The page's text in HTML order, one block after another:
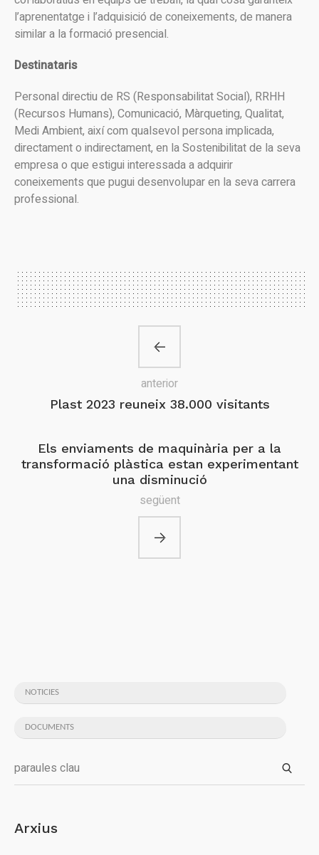
l’aprenentatge i l’adquisició de coneixements, de manera
similar a la formació presencial.
Destinataris
Personal directiu de RS (Responsabilitat Social), RRHH
(Recursos Humans), Comunicació, Màrqueting, Qualitat,
Medi Ambient, així com qualsevol persona implicada,
directament o indirectament, en la Sostenibilitat de la seva
empresa o que estigui interessada a adquirir
coneixements que pugui desenvolupar en la seva carrera
professional.
Plast 2023 reuneix 38.000 visitants
anterior
Els enviaments de maquinària per a la
transformació plàstica estan experimentant
una disminució
següent
NOTICIES
DOCUMENTS
Arxius